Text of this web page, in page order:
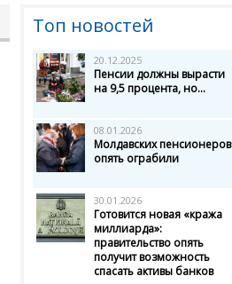
Топ новостей
20.12.2025
Пенсии должны вырасти
на 9,5 процента, но...
08.01.2026
Молдавских пенсионеров
опять ограбили
30.01.2026
Готовится новая «кража
миллиарда»:
правительство опять
получит возможность
спасать активы банков